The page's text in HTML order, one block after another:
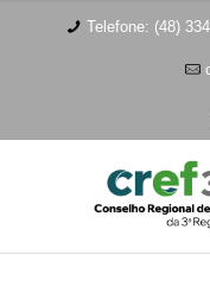
Telefone: (48)